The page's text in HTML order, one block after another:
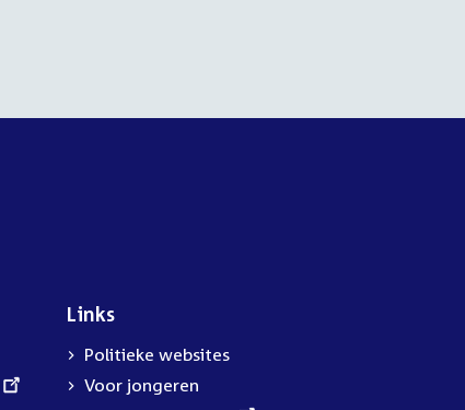
Links
Politieke websites
Voor jongeren